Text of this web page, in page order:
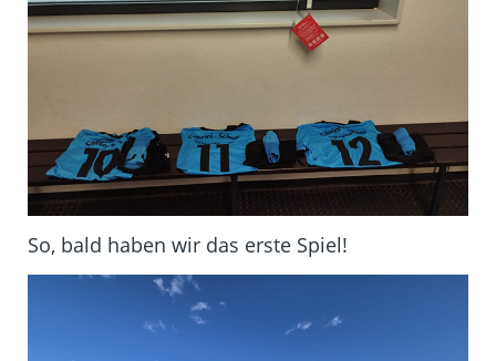
So, bald haben wir das erste Spiel!